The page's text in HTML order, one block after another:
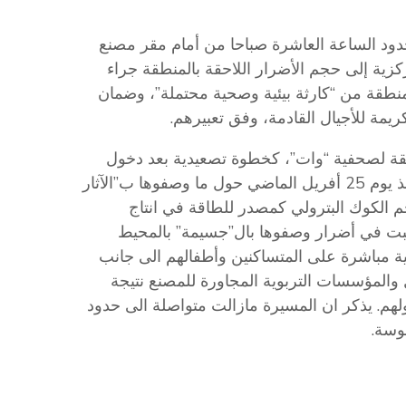
الساعة العاشرة صباحا من أمام مقر مصنع
إلى حجم الأضرار اللاحقة بالمنطقة جراء
من “كارثة بيئية وصحية محتملة”، وضمان
للأجيال القادمة، وفق تعبيرهم.​
لصحفية “وات”، كخطوة تصعيدية بعد دخول
مجموعة من شباب المنطقة في اعتصام سلمي مفتوح منذ يوم 25 أفريل الماضي حول ما وصفوها ب”الآثار
الكوك البترولي كمصدر للطاقة في انتاج
في أضرار وصفوها بال”جسيمة” بالمحيط
مباشرة على المتساكنين وأطفالهم الى جانب
التربوية المجاورة للمصنع نتيجة
يذكر ان المسيرة مازالت متواصلة الى حدود